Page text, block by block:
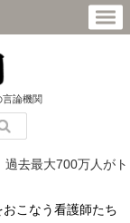
論機関
去最大700万人がト
こなう看護師たち